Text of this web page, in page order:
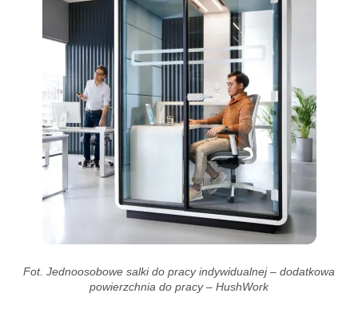
Fot. Jednoosobowe salki do pracy indywidualnej – dodatkowa
powierzchnia do pracy – HushWork